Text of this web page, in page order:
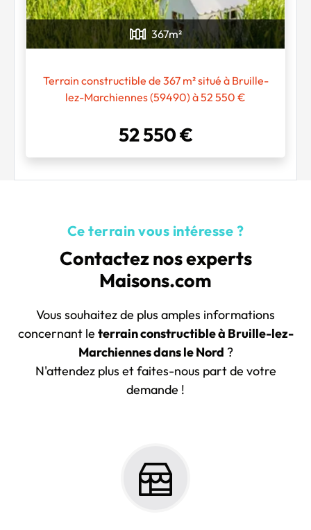
367m²
Terrain constructible de 367 m² situé à Bruille-
lez-Marchiennes (59490) à 52 550 €
52 550 €
Ce terrain vous intéresse ?
Contactez nos experts
Maisons.com
Vous souhaitez de plus amples informations
concernant le terrain constructible à Bruille-lez-
Marchiennes dans le Nord ?
N'attendez plus et faites-nous part de votre
demande !